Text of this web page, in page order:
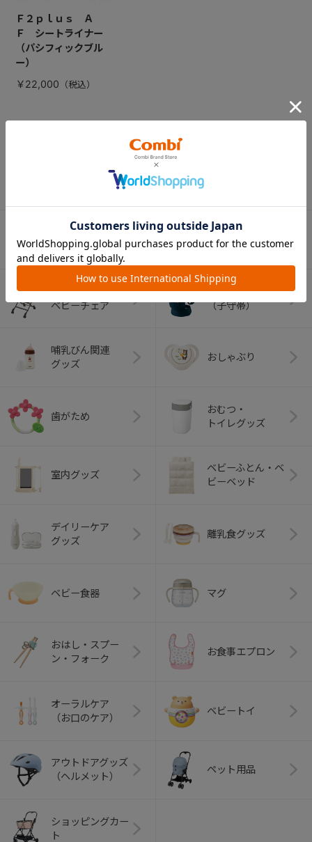
Ｆ２ｐｌｕｓ Ａ
Ｆ シートライナー
（パシフィックブル
ー）
￥22,000
CATEGORY
カテゴリー
ベビーカー チャイルドシート
ベビーラック＆
ベビーチェア
抱っこひも
（子守帯）
哺乳びん関連
グッズ
おしゃぶり
歯がため
おむつ・
トイレグッズ
室内グッズ
ベビーふとん・ベ
ビーベッド
デイリーケア
グッズ
離乳食グッズ
ベビー食器 マグ
おはし・スプー
ン・フォーク
お食事エプロン
オーラルケア
（お口のケア）
ベビートイ
アウトドアグッズ
（ヘルメット）
ペット用品
ショッピングカー
ト